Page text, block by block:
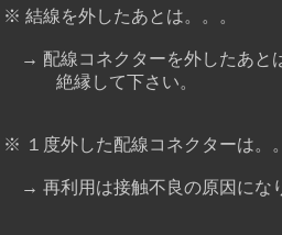
を外したあとは。。。
コネクターを外したあとは、
して下さい。
外した配線コネクターは。
用は接触不良の原因になり